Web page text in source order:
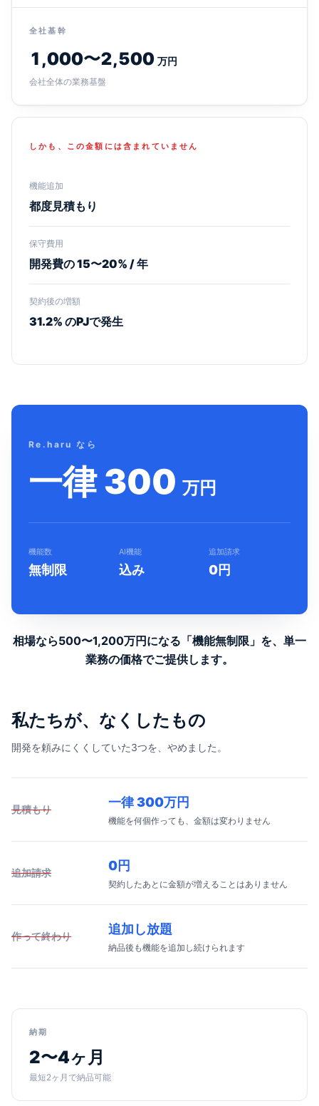
全社基幹
1,000〜2,500 万円
会社全体の業務基盤
しかも、この金額には含まれていません
機能追加
都度見積もり
保守費用
開発費の 15〜20% / 年
契約後の増額
31.2% のPJで発生
Re.haru なら
一律 300 万円
機能数
無制限
AI機能
込み
追加請求
0円
相場なら500〜1,200万円になる「機能無制限」を、 単一
業務の価格でご提供します。
私たちが、なくしたもの
開発を頼みにくくしていた3つを、やめました。
見積もり 一律 300万円
機能を何個作っても、金額は変わりません
追加請求 0円
契約したあとに金額が増えることはありません
作って終わり 追加し放題
納品後も機能を追加し続けられます
納期
2〜4ヶ月
最短2ヶ月で納品可能